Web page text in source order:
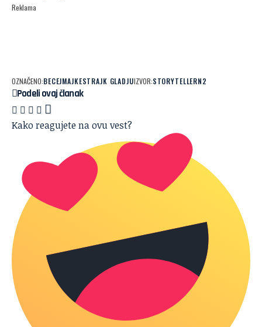
Reklama
OZNAČENO:BECEJMAJKESTRAJK GLADJUIZVOR:STORYTELLERN2
Podeli ovaj članak
Kako reagujete na ovu vest?